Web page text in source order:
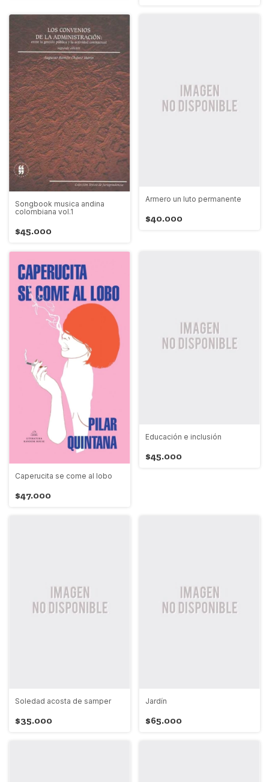
Songbook musica andina
colombiana vol.1
$45.000
Armero un luto permanente
$40.000
Caperucita se come al lobo
$47.000
Educación e inclusión
$45.000
Soledad acosta de samper
$35.000
Jardín
$65.000